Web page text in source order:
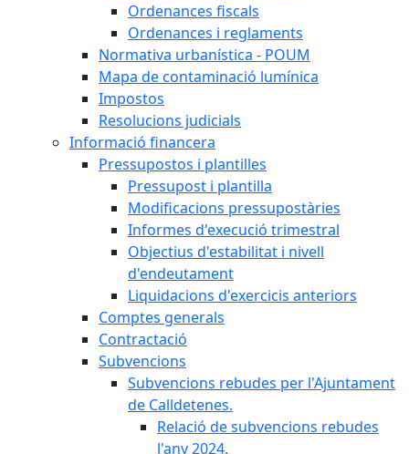
Ordenances fiscals
Ordenances i reglaments
Normativa urbanística - POUM
Mapa de contaminació lumínica
Impostos
Resolucions judicials
Informació financera
Pressupostos i plantilles
Pressupost i plantilla
Modificacions pressupostàries
Informes d'execució trimestral
Objectius d'estabilitat i nivell
d'endeutament
Liquidacions d'exercicis anteriors
Comptes generals
Contractació
Subvencions
Subvencions rebudes per l'Ajuntament
de Calldetenes.
Relació de subvencions rebudes
l'any 2024.